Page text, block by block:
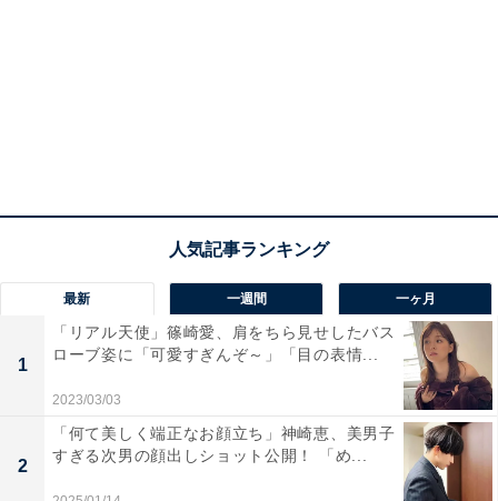
最新 一週間 一ヶ月
1
「リアル天使」篠崎愛、肩をちら見せしたバス
ローブ姿に「可愛すぎんぞ～」「目の表情...
2023/03/03
2
「何て美しく端正なお顔立ち」神崎恵、美男子
すぎる次男の顔出しショット公開！ 「め...